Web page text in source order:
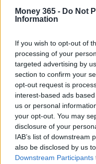
Money 365 - Do Not
Information
If you wish to opt-out of
processing of your
targeted advertising by
section to confirm your
opt-out request is
interest-based ads
us or personal
your opt-out. You may
disclosure of your
IAB’s list of downstream
also be disclosed by us
Downstream Participants